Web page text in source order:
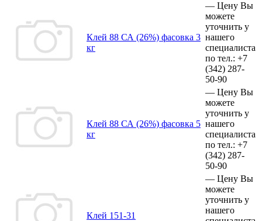
Клей 88 СА (26%) фасовка 3
кг
— Цену Вы
можете
уточнить у
нашего
специалиста
по тел.: +7
(342) 287-
50-90
Клей 88 СА (26%) фасовка 5
кг
— Цену Вы
можете
уточнить у
нашего
специалиста
по тел.: +7
(342) 287-
50-90
Клей 151-31
— Цену Вы
можете
уточнить у
нашего